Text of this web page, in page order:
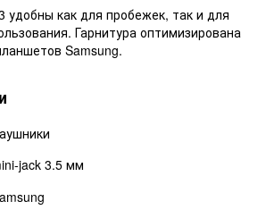
удобны как для пробежек, так и для
Гарнитура оптимизирована
Samsung.
jack 3.5 мм